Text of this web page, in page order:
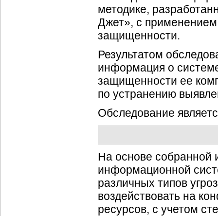
методике,
Джет», с
защищенности.
Результатом
информация о
защищенности ее
по устранению
Обследование
На основе собранной
информационной
различных типов
воздействовать на
ресурсов, с учетом